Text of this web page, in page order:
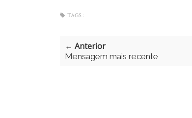
TAGS :
← Anterior
Mensagem mais recente